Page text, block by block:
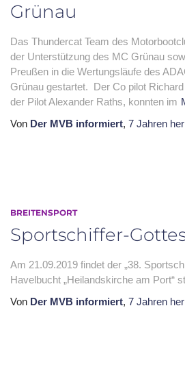
Grünau
Das Thundercat Team des
der Unterstützung des MC Grünau
Preußen in die Wertungsläufe des
Grünau gestartet. Der Co pilot
der Pilot Alexander Raths, konnten im
Von Der MVB informiert, 7 Jahren her
BREITENSPORT
Sportschiffer-
Am 21.09.2019 findet der „38.
Havelbucht „Heilandskirche am Port“
Von Der MVB informiert, 7 Jahren her